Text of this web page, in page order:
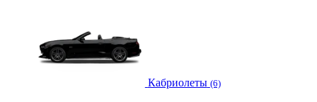
Кабриолеты (6)